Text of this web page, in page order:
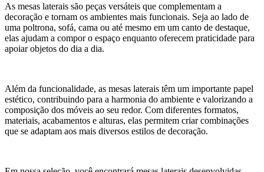
As mesas laterais são peças versáteis que complementam a
decoração e tornam os ambientes mais funcionais. Seja ao lado de
uma poltrona, sofá, cama ou até mesmo em um canto de destaque,
elas ajudam a compor o espaço enquanto oferecem praticidade para
apoiar objetos do dia a dia.
Além da funcionalidade, as mesas laterais têm um importante papel
estético, contribuindo para a harmonia do ambiente e valorizando a
composição dos móveis ao seu redor. Com diferentes formatos,
materiais, acabamentos e alturas, elas permitem criar combinações
que se adaptam aos mais diversos estilos de decoração.